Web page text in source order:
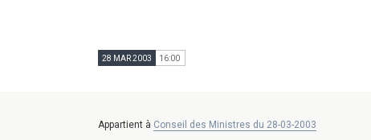
28 MAR 2003 16:00
Appartient à Conseil des Ministres du 28-03-2003